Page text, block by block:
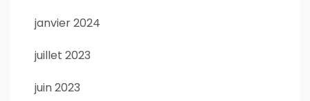
janvier 2024
juillet 2023
juin 2023